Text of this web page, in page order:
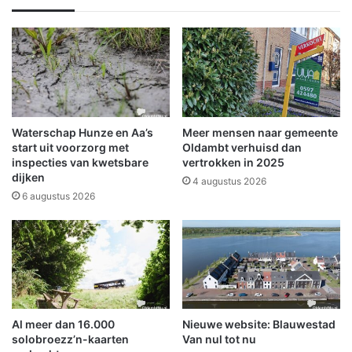
a
n
d
s
c
h
a
p
s
e
s
B
e
a
t
r
i
x
h
e
o
p
e
n
t
m
o
l
Waterschap Hunze en Aa’s
start uit voorzorg met
inspecties van kwetsbare
dijken
6 augustus 2026
Meer mensen naar gemeente
Oldambt verhuisd dan
vertrokken in 2025
4 augustus 2026
Al meer dan 16.000
solobroezz’n-kaarten
Nieuwe website: Blauwestad
Van nul tot nu